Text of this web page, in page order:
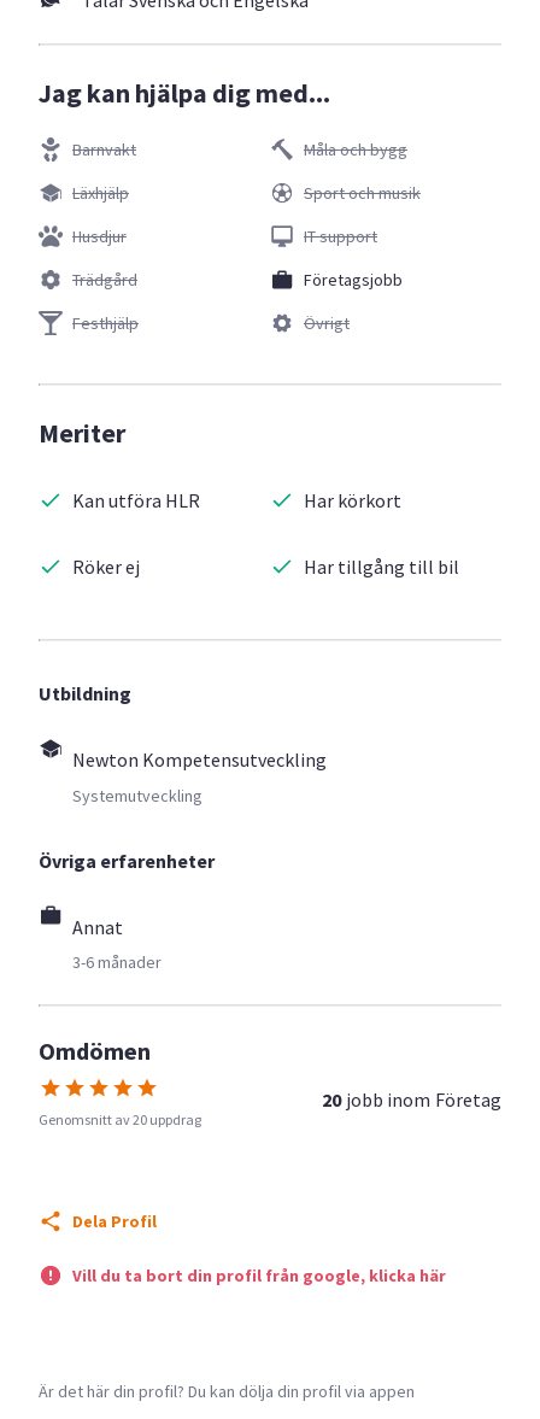
Jag kan hjälpa dig med...
Barnvakt
Läxhjälp
Husdjur
Trädgård
Festhjälp
Måla och bygg
Sport och musik
IT support
Företagsjobb
Övrigt
Meriter
Kan utföra HLR
Röker ej
Har körkort
Har tillgång till bil
Utbildning
Newton Kompetensutveckling
Systemutveckling
Övriga erfarenheter
Annat
3-6 månader
Omdömen
Genomsnitt av 20 uppdrag
20 jobb inom Företag
Dela Profil
Vill du ta bort din profil från google, klicka här
Är det här din profil? Du kan dölja din profil via appen